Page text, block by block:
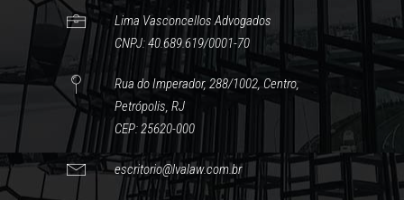
Lima Vasconcellos Advogados
CNPJ: 40.689.619/0001-70
Rua do Imperador, 288/1002, Centro,
Petrópolis, RJ
CEP: 25620-000
escritorio@lvalaw.com.br